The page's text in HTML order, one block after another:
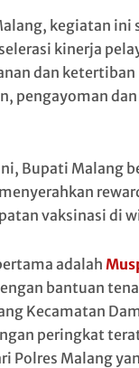
kegiatan ini
kinerja
dan
pengayoman
Bupati Malang
vaksinasi di
adalah
bantuan
Kecamatan
peringkat
Polres Malang